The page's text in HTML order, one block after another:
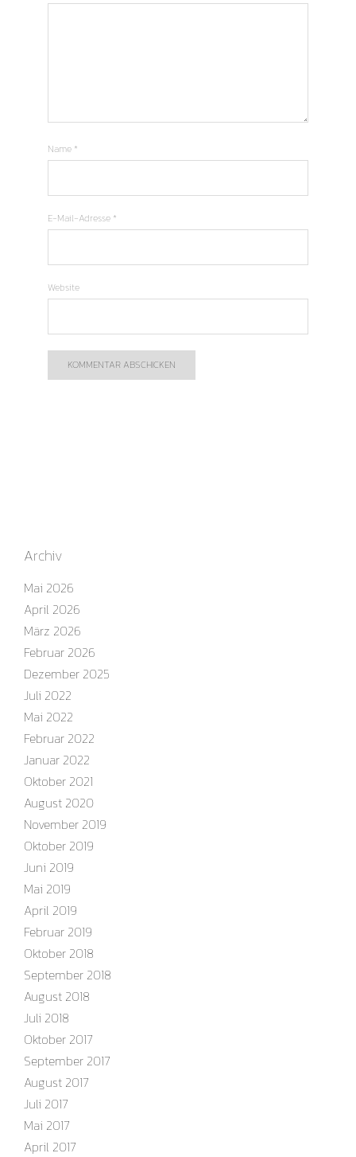
Name *
E-Mail-Adresse *
Website
Archiv
Mai 2026
April 2026
März 2026
Februar 2026
Dezember 2025
Juli 2022
Mai 2022
Februar 2022
Januar 2022
Oktober 2021
August 2020
November 2019
Oktober 2019
Juni 2019
Mai 2019
April 2019
Februar 2019
Oktober 2018
September 2018
August 2018
Juli 2018
Oktober 2017
September 2017
August 2017
Juli 2017
Mai 2017
April 2017